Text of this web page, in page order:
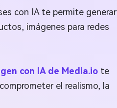
con IA te permite generar
imágenes para redes
con IA de Media.io te
el realismo, la